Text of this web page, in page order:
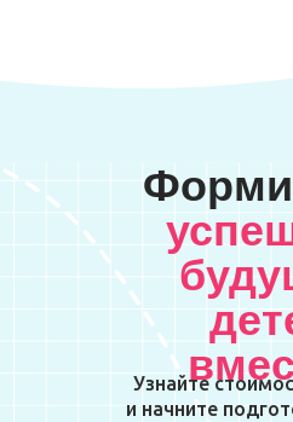
Узнайте
и начните